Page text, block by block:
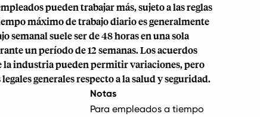
pueden trabajar más, sujeto a las reglas
máximo de trabajo diario es generalmente
semanal suele ser de 48 horas en una sola
un período de 12 semanas. Los acuerdos
la industria pueden permitir variaciones, pero
generales respecto a la salud y seguridad.
Notas
Para empleados a tiempo